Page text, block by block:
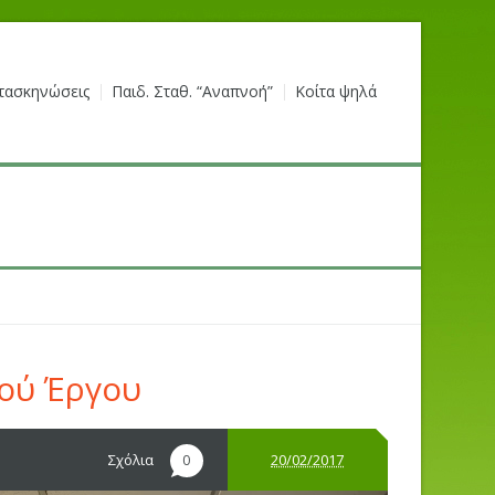
Παιδ. Σταθ. “Αναπνοή” Κοίτα ψηλά
Έργου
Σχόλια 0 20/02/2017